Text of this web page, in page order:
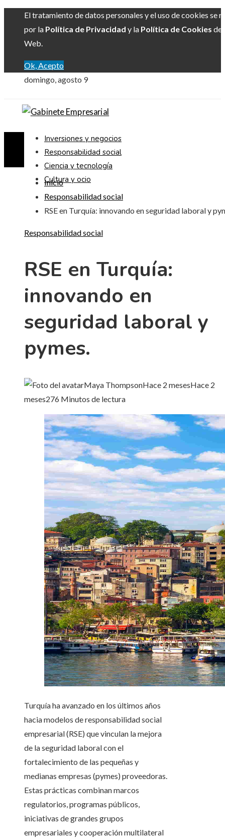
El tratamiento de datos personales y el uso de cookies se
por la Política de Privacidad y la Política de Cookies
Web.
Ok, Acepto
domingo, agosto 9
Inversiones y negocios
Responsabilidad social
Ciencia y tecnología
Cultura y ocio
Inicio
Responsabilidad social
RSE en Turquía: innovando en seguridad laboral y
Responsabilidad social
RSE en Turquía:
innovando en
seguridad laboral y
pymes.
Maya ThompsonHace 2 mesesHace 2
meses276 Minutos de lectura
Turquía ha avanzado en los últimos años
hacia modelos de responsabilidad social
empresarial (RSE) que vinculan la mejora
de la seguridad laboral con el
fortalecimiento de las pequeñas y
medianas empresas (pymes) proveedoras.
Estas prácticas combinan marcos
regulatorios, programas públicos,
iniciativas de grandes grupos
empresariales y cooperación multilateral